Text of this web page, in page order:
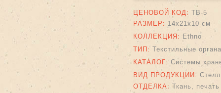
ЦЕНОВОЙ КОД: TB-5
РАЗМЕР: 14х21х10 см
КОЛЛЕКЦИЯ: Ethno
ТИП: Текстильные
КАТАЛОГ: Системы
ВИД ПРОДУКЦИИ:
ОТДЕЛКА: Ткань,